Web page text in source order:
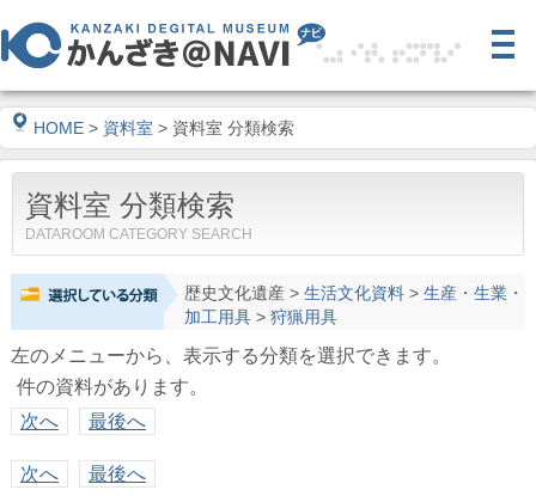
HOME > 資料室 > 資料室 分類検索
資料室 分類検索
DATAROOM CATEGORY SEARCH
歴史文化遺産> 生活文化資料> 生産・生業・
加工用具> 狩猟用具
左のメニューから、表示する分類を選択できます。
件の資料があります。
次へ
最後へ
次へ 最後へ